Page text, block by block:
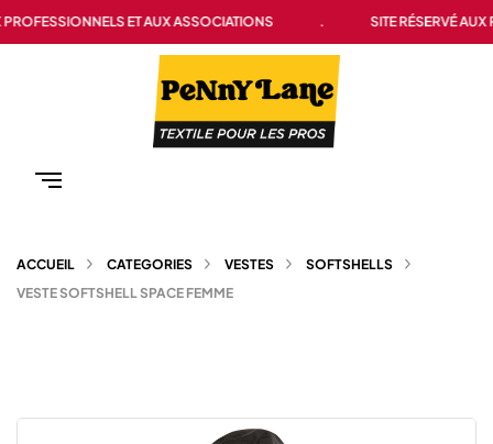
ET AUX ASSOCIATIONS SITE RÉSERVÉ AUX
ACCUEIL CATEGORIES VESTES
SOFTSHELLS
VESTE SOFTSHELL SPACE FEMME